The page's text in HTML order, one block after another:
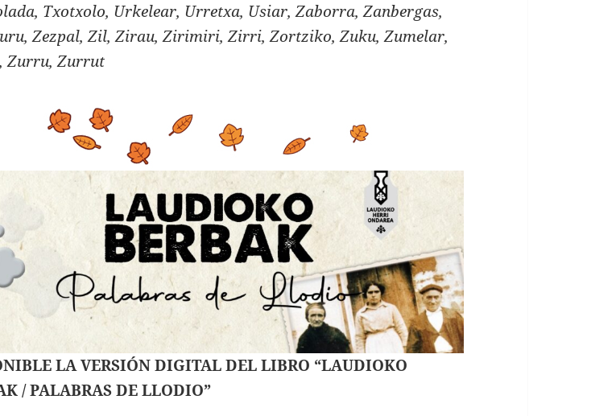
Txotxolo, Urkelear, Urretxa, Usiar, Zaborra, Zanbergas,
Zezpal, Zil, Zirau, Zirimiri, Zirri, Zortziko, Zuku, Zumelar,
Zurru, Zurrut
LA VERSIÓN DIGITAL DEL LIBRO “LAUDIOKO
/ PALABRAS DE LLODIO”